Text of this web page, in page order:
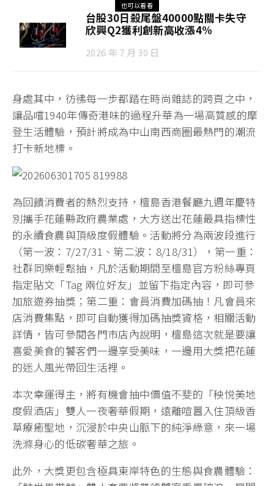
也可以看看
台股30日殺尾盤40000點關卡失守
欣興Q2獲利創新高收漲4%
2026 年 7 月 30 日
身處其中，彷彿每一步都踏在時尚雜誌的跨頁之中，
讓品嚐1940年傳奇港味的過程升華為一場高質感的摩
登生活體驗，預計將成為中山南西商圈最熱門的潮流
打卡新地標。
為回饋消費者的熱烈支持，檀島香港餐廳九週年慶特
別攜手花蓮縣政府農業處，大方送出花蓮最具指標性
的永續食農與頂級度假體驗。活動將分為兩波段進行
（第一波：7/27/31、第二波：8/18/31），第一重：
社群同樂輕鬆抽，凡於活動期間至檀島官方粉絲專頁
指定貼文「Tag 兩位好友」並留下指定內容，即可參
加旅遊券抽獎；第二重：會員消費加碼抽！凡會員來
店消費集點，即可自動獲得加碼抽獎資格，相關活動
詳情，皆可參閱各門市店內說明，檀島這次就是要讓
喜愛美食的饕客們一邊享受美味，一邊用大獎把花蓮
的迷人風光帶回生活裡。
本次幸運得主，將有機會抽中價值不斐的「秧悦美地
度假酒店」雙人一夜奢華假期，遠離喧囂入住頂級香
草療癒聖地，沉浸於中央山脈下的純淨綠意，來一場
洗滌身心的低碳奢華之旅。
此外，大獎更包含極具東岸特色的生態與食農體驗：